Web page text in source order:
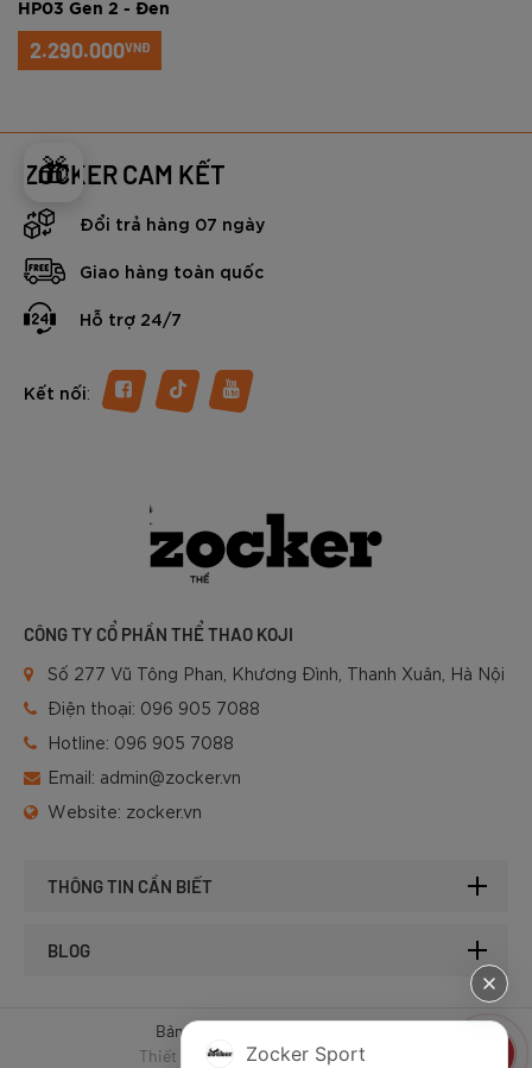
🎁
HP03 Gen 2 - Đen
2.290.000VNĐ
ZOCKER CAM KẾT
Đổi trả hàng 07 ngày
Giao hàng toàn quốc
Hỗ trợ 24/7
Kết nối:
CÔNG TY CỔ PHẦN THỂ THAO KOJI
Số 277 Vũ Tông Phan, Khương Đình, Thanh Xuân, Hà Nội
Điện thoại: 096 905 7088
Hotline: 096 905 7088
Email: admin@zocker.vn
Website: zocker.vn
THÔNG TIN CẦN BIẾT
BLOG
Bản quyền © 2025 của Zocker.
Thiết kế website & SEO - Tất Thành
Zocker Sport